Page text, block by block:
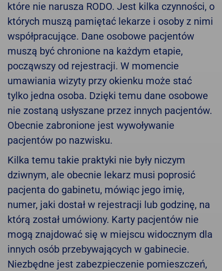
które nie narusza RODO. Jest kilka czynności, o
których muszą pamiętać lekarze i osoby z nimi
współpracujące. Dane osobowe pacjentów
muszą być chronione na każdym etapie,
począwszy od rejestracji. W momencie
umawiania wizyty przy okienku może stać
tylko jedna osoba. Dzięki temu dane osobowe
nie zostaną usłyszane przez innych pacjentów.
Obecnie zabronione jest wywoływanie
pacjentów po nazwisku.
Kilka temu takie praktyki nie były niczym
dziwnym, ale obecnie lekarz musi poprosić
pacjenta do gabinetu, mówiąc jego imię,
numer, jaki dostał w rejestracji lub godzinę, na
którą został umówiony. Karty pacjentów nie
mogą znajdować się w miejscu widocznym dla
innych osób przebywających w gabinecie.
Niezbędne jest zabezpieczenie pomieszczeń,